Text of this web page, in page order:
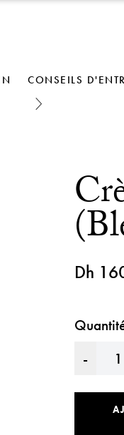
CONSEILS
Dh
-